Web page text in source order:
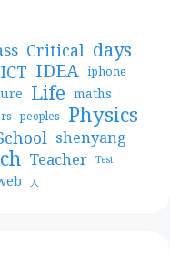
Critical days
ICT IDEA iphone
Life maths
peoples Physics
shenyang
Teacher Test
人